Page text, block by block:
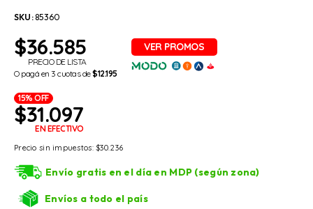
SKU:85360
$36.585
PRECIO DE LISTA
O pagá en 3 cuotas de$12.195
15% OFF
$31.097
EN EFECTIVO
Precio sin impuestos:$30.236
Envío gratis en el día en MDP (según zona)
Envíos a todo el país